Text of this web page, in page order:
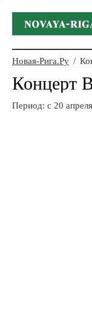
Новая-Рига.Ру /
Концерт
Период: c 20